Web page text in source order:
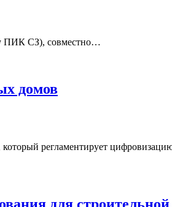
ПИК СЗ), совместно…
домов
регламентирует